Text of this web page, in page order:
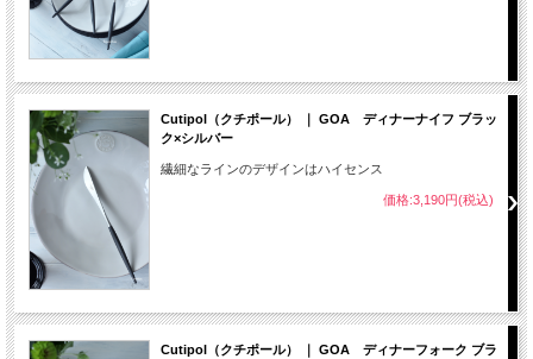
Cutipol（クチポール） ｜ GOA ディナーナイフ ブラッ
ク×シルバー
繊細なラインのデザインはハイセンス
価格:3,190円(税込)
Cutipol（クチポール） ｜ GOA ディナーフォーク ブラ